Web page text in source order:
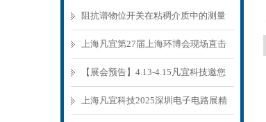
阻抗谱物位开关在粘稠介质中的测量
原理与选型要点
上海凡宜第27届上海环博会现场直击
【展会预告】4.13-4.15凡宜科技邀您
参观环博会
上海凡宜科技2025深圳电子电路展精